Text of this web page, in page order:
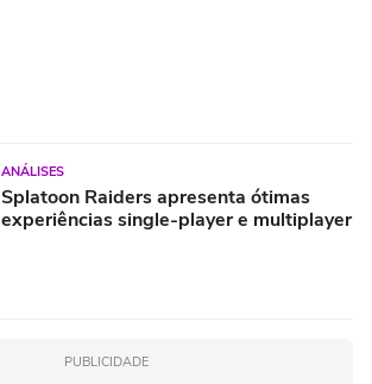
ANÁLISES
Splatoon Raiders apresenta ótimas
experiências single-player e multiplayer
PUBLICIDADE